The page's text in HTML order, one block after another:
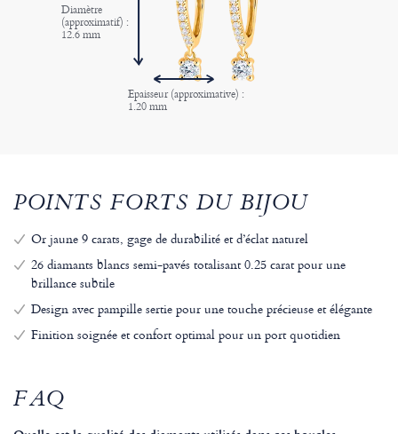
Diamètre
(approximatif) :
12.6 mm
Epaisseur (approximative) :
1.20 mm
POINTS FORTS DU BIJOU
Or jaune 9 carats, gage de durabilité et d’éclat naturel
26 diamants blancs semi-pavés totalisant 0.25 carat pour une
brillance subtile
Design avec pampille sertie pour une touche précieuse et élégante
Finition soignée et confort optimal pour un port quotidien
FAQ